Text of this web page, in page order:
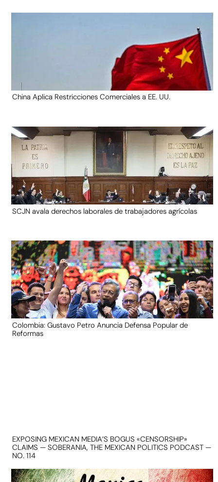
China Aplica Restricciones Comerciales a EE. UU.
SCJN avala derechos laborales de trabajadores agrícolas
Colombia: Gustavo Petro Anuncia Defensa Popular de
Reformas
EXPOSING MEXICAN MEDIA’S BOGUS «CENSORSHIP»
CLAIMS — SOBERANIA, THE MEXICAN POLITICS PODCAST —
NO. 114